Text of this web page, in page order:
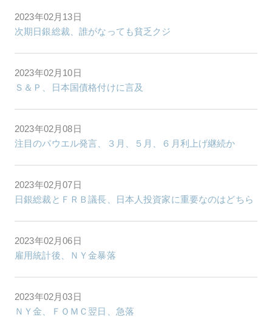
2023年02月13日
次期日銀総裁、誰がなっても貧乏クジ
2023年02月10日
Ｓ＆Ｐ、日本国債格付けに言及
2023年02月08日
注目のパウエル発言、３月、５月、６月利上げ継続か
2023年02月07日
日銀総裁とＦＲＢ議長、日本人投資家に重要なのはどちら
2023年02月06日
雇用統計後、ＮＹ金暴落
2023年02月03日
ＮＹ金、ＦＯＭＣ翌日、急落